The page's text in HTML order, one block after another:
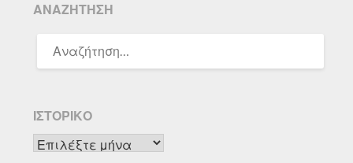
ΑΝΑΖΉΤΗΣΗ
ΓΙΑ:
ΙΣΤΟΡΙΚΌ
Ιστορικό